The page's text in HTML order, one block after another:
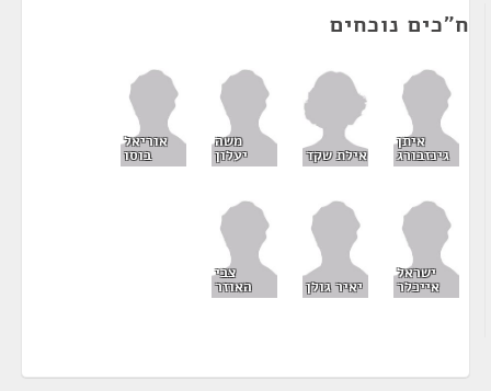
ח"כים נוכחים
איתן
גינזבורג אילת שקד
משה
יעלון
אוריאל
בוסו
ישראל
אייכלר יאיר גולן
צבי
האוזר